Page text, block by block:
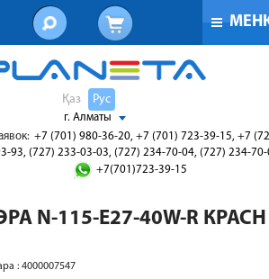
Қаз Рус
г. Алматы
+7 (701) 980-36-20, +7 (701) 723-39-15, +7
93, (727) 233-03-03, (727) 234-70-04, (727) 234-
+7(701)723-39-15
N-115-Е27-40W-R КРАСН
: 4000007547